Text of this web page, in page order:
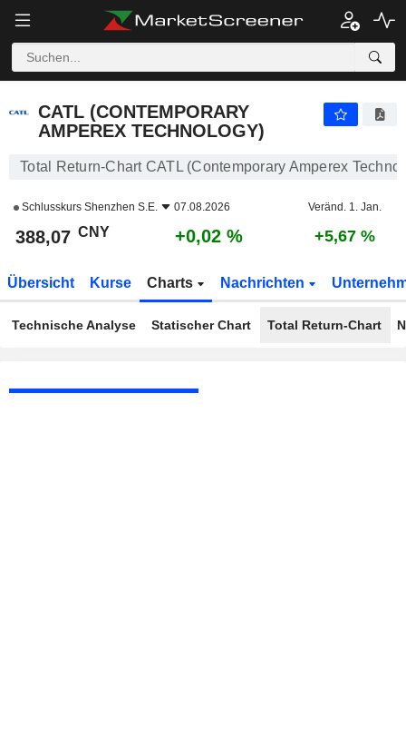
CATL (CONTEMPORARY
AMPEREX TECHNOLOGY)
Total Return-Chart CATL (Contemporary Amperex
Schlusskurs Shenzhen S.E. 07.08.2026 Veränd. 1. Jan.
388,07 CNY +0,02 % +5,67 %
Übersicht Kurse Charts Nachrichten
Technische Analyse Statischer Chart Total Return-Chart